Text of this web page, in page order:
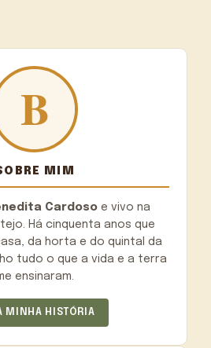
MIM
Cardosoe vivo na
Há cinquenta anos que
da horta e do quintal da
tudo o que a vida e a terra
ensinaram.
MINHA HISTÓRIA